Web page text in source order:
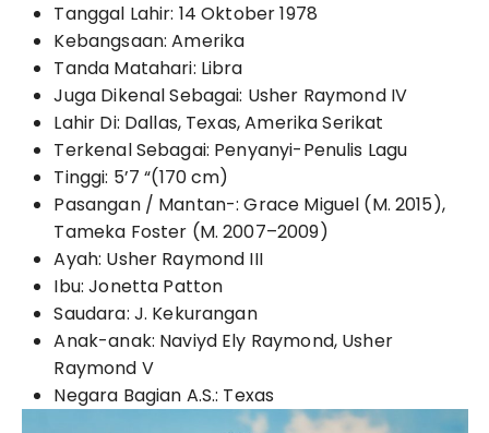
Tanggal Lahir: 14 Oktober 1978
Kebangsaan: Amerika
Tanda Matahari: Libra
Juga Dikenal Sebagai: Usher Raymond IV
Lahir Di: Dallas, Texas, Amerika Serikat
Terkenal Sebagai: Penyanyi-Penulis Lagu
Tinggi: 5’7 “(170 cm)
Pasangan / Mantan-: Grace Miguel (M. 2015),
Tameka Foster (M. 2007–2009)
Ayah: Usher Raymond III
Ibu: Jonetta Patton
Saudara: J. Kekurangan
Anak-anak: Naviyd Ely Raymond, Usher
Raymond V
Negara Bagian A.S.: Texas